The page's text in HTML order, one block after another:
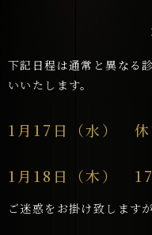
下記日程は通常と異なる
いいたします。
1月17日（水） 休
1月18日（木）
ご迷惑をお掛け致します